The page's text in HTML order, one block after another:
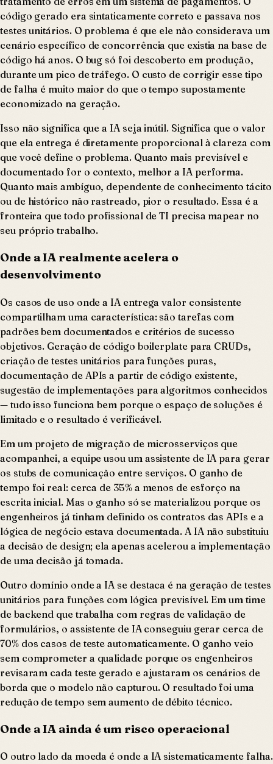
código gerado era sintaticamente correto e passava nos
testes unitários. O problema é que ele não considerava um
cenário específico de concorrência que existia na base de
código há anos. O bug só foi descoberto em produção,
durante um pico de tráfego. O custo de corrigir esse tipo
de falha é muito maior do que o tempo supostamente
economizado na geração.
Isso não significa que a IA seja inútil. Significa que o valor
que ela entrega é diretamente proporcional à clareza com
que você define o problema. Quanto mais previsível e
documentado for o contexto, melhor a IA performa.
Quanto mais ambíguo, dependente de conhecimento tácito
ou de histórico não rastreado, pior o resultado. Essa é a
fronteira que todo profissional de TI precisa mapear no
seu próprio trabalho.
Onde a IA realmente acelera o
desenvolvimento
Os casos de uso onde a IA entrega valor consistente
compartilham uma característica: são tarefas com
padrões bem documentados e critérios de sucesso
objetivos. Geração de código boilerplate para CRUDs,
criação de testes unitários para funções puras,
documentação de APIs a partir de código existente,
sugestão de implementações para algoritmos conhecidos
— tudo isso funciona bem porque o espaço de soluções é
limitado e o resultado é verificável.
Em um projeto de migração de microsserviços que
acompanhei, a equipe usou um assistente de IA para gerar
os stubs de comunicação entre serviços. O ganho de
tempo foi real: cerca de 35% a menos de esforço na
escrita inicial. Mas o ganho só se materializou porque os
engenheiros já tinham definido os contratos das APIs e a
lógica de negócio estava documentada. A IA não substituiu
a decisão de design; ela apenas acelerou a implementação
de uma decisão já tomada.
Outro domínio onde a IA se destaca é na geração de testes
unitários para funções com lógica previsível. Em um time
de backend que trabalha com regras de validação de
formulários, o assistente de IA conseguiu gerar cerca de
70% dos casos de teste automaticamente. O ganho veio
sem comprometer a qualidade porque os engenheiros
revisaram cada teste gerado e ajustaram os cenários de
borda que o modelo não capturou. O resultado foi uma
redução de tempo sem aumento de débito técnico.
Onde a IA ainda é um risco operacional
O outro lado da moeda é onde a IA sistematicamente falha.